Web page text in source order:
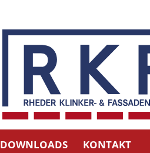
DOWNLOADS KONTAKT